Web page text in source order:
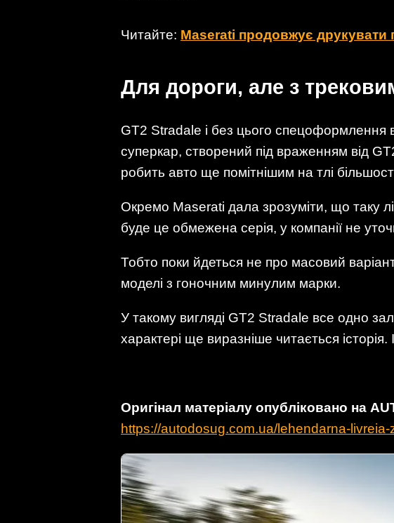
Читайте: Maserati продовжує друкувати
Для дороги, але з
GT2 Stradale і без цього спецоформлення
суперкар, створений під враженням від
робить авто ще помітнішим на тлі
Окремо Maserati дала зрозуміти, що таку
буде це обмежена серія, у компанії не
Тобто поки йдеться не про масовий
моделі з гоночним минулим марки.
У такому вигляді GT2 Stradale все одно
характері ще виразніше читається
Оригінал матеріалу опубліковано на
https://autodosug.com.ua/lehendarna-